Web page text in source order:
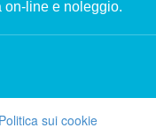
on-line e noleggio.
Politica sui cookie